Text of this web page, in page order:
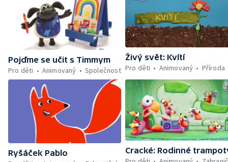
Pojďme se učit s Timmym
Pro děti
Animovaný Společnost
Živý svět: Kvítí
Pro děti
Animovaný Příroda
Ryšáček Pablo
Cracké: Rodinné